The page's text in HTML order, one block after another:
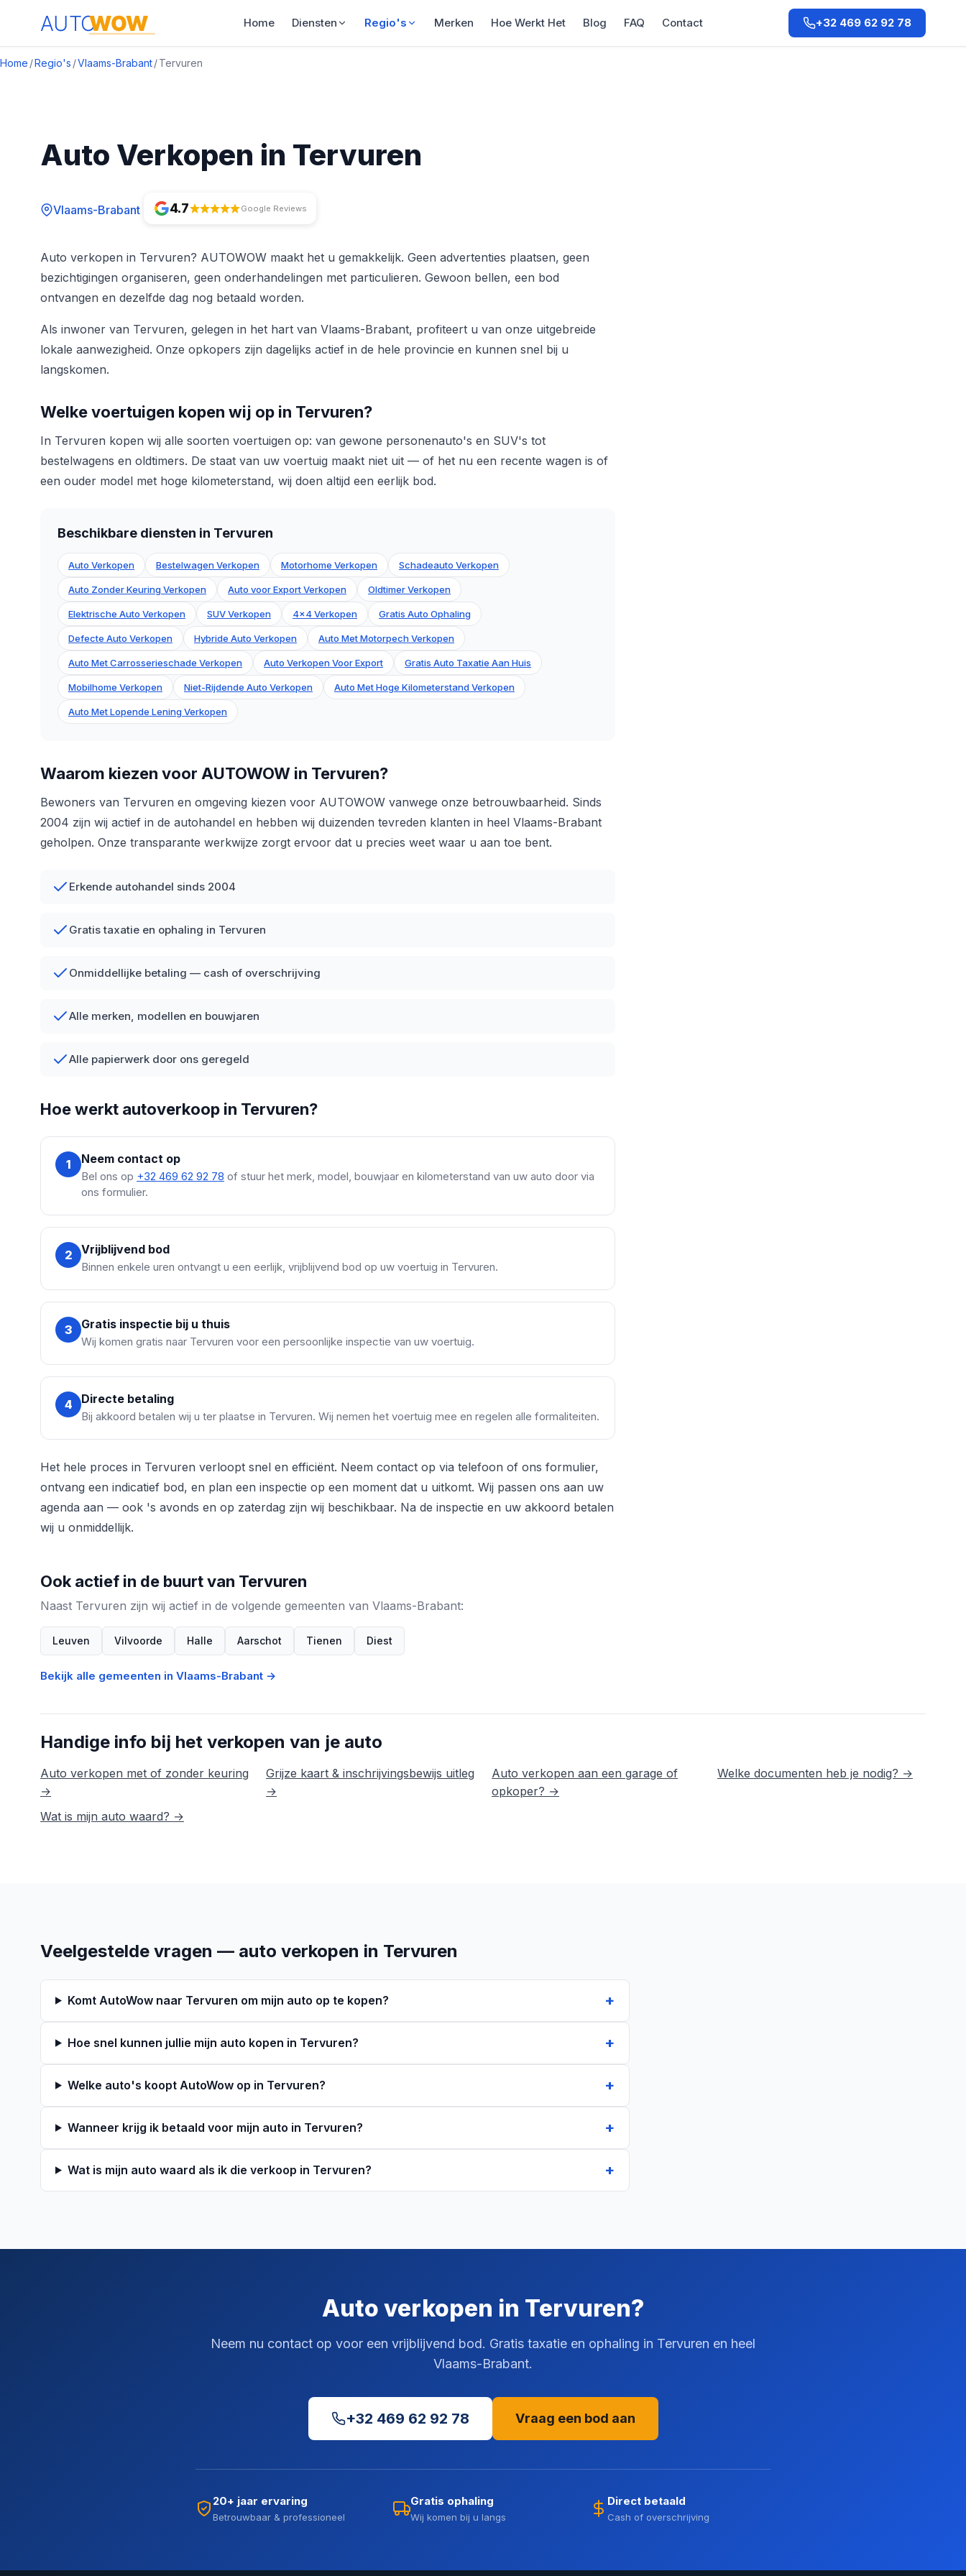
Home Diensten Regio's Merken Hoe Werkt Het Blog FAQ Contact +32 469 62 92 78
Home /Regio's /Vlaams-Brabant/Tervuren
Auto Verkopen in Tervuren
Vlaams-Brabant 4.7 Google Reviews
Auto verkopen in Tervuren? AUTOWOW maakt het u gemakkelijk. Geen advertenties plaatsen, geen
bezichtigingen organiseren, geen onderhandelingen met particulieren. Gewoon bellen, een bod
ontvangen en dezelfde dag nog betaald worden.
Als inwoner van Tervuren, gelegen in het hart van Vlaams-Brabant, profiteert u van onze uitgebreide
lokale aanwezigheid. Onze opkopers zijn dagelijks actief in de hele provincie en kunnen snel bij u
langskomen.
Welke voertuigen kopen wij op in Tervuren?
In Tervuren kopen wij alle soorten voertuigen op: van gewone personenauto's en SUV's tot
bestelwagens en oldtimers. De staat van uw voertuig maakt niet uit — of het nu een recente wagen is of
een ouder model met hoge kilometerstand, wij doen altijd een eerlijk bod.
Beschikbare diensten in Tervuren
Auto Verkopen Bestelwagen Verkopen Motorhome Verkopen Schadeauto Verkopen
Auto Zonder Keuring Verkopen Auto voor Export Verkopen Oldtimer Verkopen
Elektrische Auto Verkopen SUV Verkopen 4x4 Verkopen Gratis Auto Ophaling
Defecte Auto Verkopen Hybride Auto Verkopen Auto Met Motorpech Verkopen
Auto Met Carrosserieschade Verkopen Auto Verkopen Voor Export Gratis Auto Taxatie Aan Huis
Mobilhome Verkopen Niet-Rijdende Auto Verkopen Auto Met Hoge Kilometerstand Verkopen
Auto Met Lopende Lening Verkopen
Waarom kiezen voor AUTOWOW in Tervuren?
Bewoners van Tervuren en omgeving kiezen voor AUTOWOW vanwege onze betrouwbaarheid. Sinds
2004 zijn wij actief in de autohandel en hebben wij duizenden tevreden klanten in heel Vlaams-Brabant
geholpen. Onze transparante werkwijze zorgt ervoor dat u precies weet waar u aan toe bent.
Erkende autohandel sinds 2004
Gratis taxatie en ophaling in Tervuren
Onmiddellijke betaling — cash of overschrijving
Alle merken, modellen en bouwjaren
Alle papierwerk door ons geregeld
Hoe werkt autoverkoop in Tervuren?
1 Neem contact op
Bel ons op +32 469 62 92 78 of stuur het merk, model, bouwjaar en kilometerstand van uw auto door via
ons formulier.
2 Vrijblijvend bod
Binnen enkele uren ontvangt u een eerlijk, vrijblijvend bod op uw voertuig in Tervuren.
3 Gratis inspectie bij u thuis
Wij komen gratis naar Tervuren voor een persoonlijke inspectie van uw voertuig.
4 Directe betaling
Bij akkoord betalen wij u ter plaatse in Tervuren. Wij nemen het voertuig mee en regelen alle formaliteiten.
Het hele proces in Tervuren verloopt snel en efficiënt. Neem contact op via telefoon of ons formulier,
ontvang een indicatief bod, en plan een inspectie op een moment dat u uitkomt. Wij passen ons aan uw
agenda aan — ook 's avonds en op zaterdag zijn wij beschikbaar. Na de inspectie en uw akkoord betalen
wij u onmiddellijk.
Ook actief in de buurt van Tervuren
Naast Tervuren zijn wij actief in de volgende gemeenten van Vlaams-Brabant:
Leuven Vilvoorde Halle Aarschot Tienen Diest
Bekijk alle gemeenten in Vlaams-Brabant →
Handige info bij het verkopen van je auto
Auto verkopen met of zonder keuring
→
Grijze kaart & inschrijvingsbewijs uitleg
→
Auto verkopen aan een garage of
opkoper? →
Welke documenten heb je nodig? →
Wat is mijn auto waard? →
Veelgestelde vragen — auto verkopen in Tervuren
Komt AutoWow naar Tervuren om mijn auto op te kopen?
Hoe snel kunnen jullie mijn auto kopen in Tervuren?
Welke auto's koopt AutoWow op in Tervuren?
Wanneer krijg ik betaald voor mijn auto in Tervuren?
Wat is mijn auto waard als ik die verkoop in Tervuren?
Auto verkopen in Tervuren?
Neem nu contact op voor een vrijblijvend bod. Gratis taxatie en ophaling in Tervuren en heel
Vlaams-Brabant.
+32 469 62 92 78 Vraag een bod aan
20+ jaar ervaring
Betrouwbaar & professioneel
Gratis ophaling
Wij komen bij u langs
Direct betaald
Cash of overschrijving